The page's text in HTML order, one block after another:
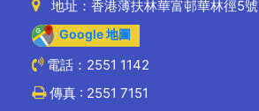
地址：香港薄扶林華富邨華林徑5號
Google 地圖
電話：2551 1142
傳真 : 2551 7151